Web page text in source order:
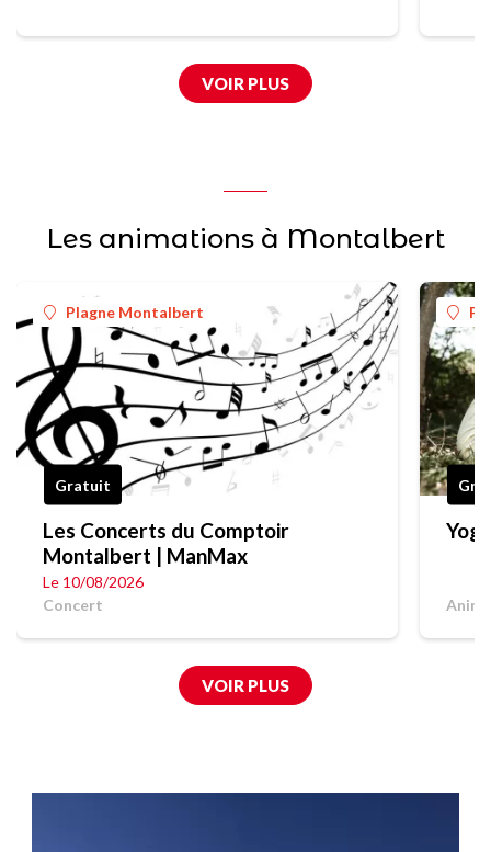
VOIR PLUS
Les animations à Montalbert
Plagne Montalbert
Gratuit
Les Concerts du Comptoir
Montalbert | ManMax
Le 10/08/2026
Concert
VOIR PLUS